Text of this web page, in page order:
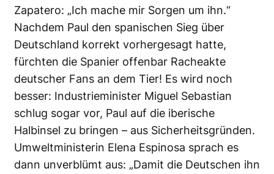
Zapatero: „Ich mache mir Sorgen um ihn.“
Nachdem Paul den spanischen Sieg über
Deutschland korrekt vorhergesagt hatte,
fürchten die Spanier offenbar Racheakte
deutscher Fans an dem Tier! Es wird noch
besser: Industrieminister Miguel Sebastian
schlug sogar vor, Paul auf die iberische
Halbinsel zu bringen – aus Sicherheitsgründen.
Umweltministerin Elena Espinosa sprach es
dann unverblümt aus: „Damit die Deutschen ihn